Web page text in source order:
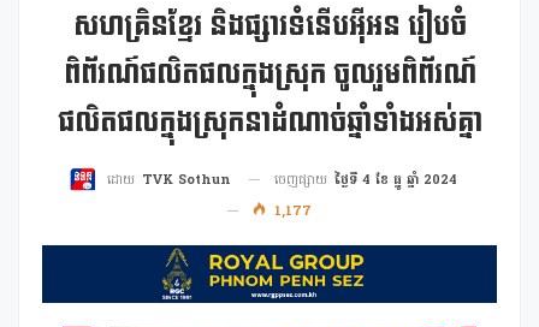
សហគ្រិនខ្មែរ និងផ្សារទំនើបអុីអន រៀបចំ
ពិព័រណ៍ផលិតផលក្នុងស្រុក ចូលរួមពិព័រណ៍
ផលិតផលក្នុងស្រុកនាដំណាច់ឆ្នាំទាំងអស់គ្នា
ដោយ TVK Sothun ចេញផ្សាយ ថ្ងៃទី 4 ខែ ធ្នូ ឆ្នាំ 2024
1,177